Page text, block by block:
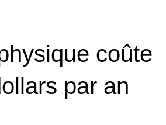
coûte
par an